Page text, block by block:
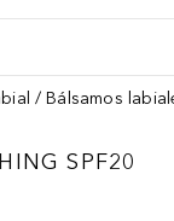
Bálsamos
SPF20